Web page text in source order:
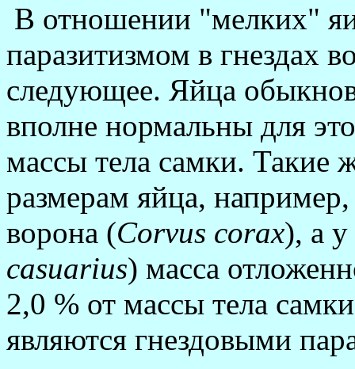
В отношении "мелких"
паразитизмом в гнездах
следующее. Яйца
вполне нормальны для
массы тела самки. Такие
размерам яйца, например,
ворона (Corvus corax), а у
casuarius) масса
2,0 % от массы тела
являются гнездовыми